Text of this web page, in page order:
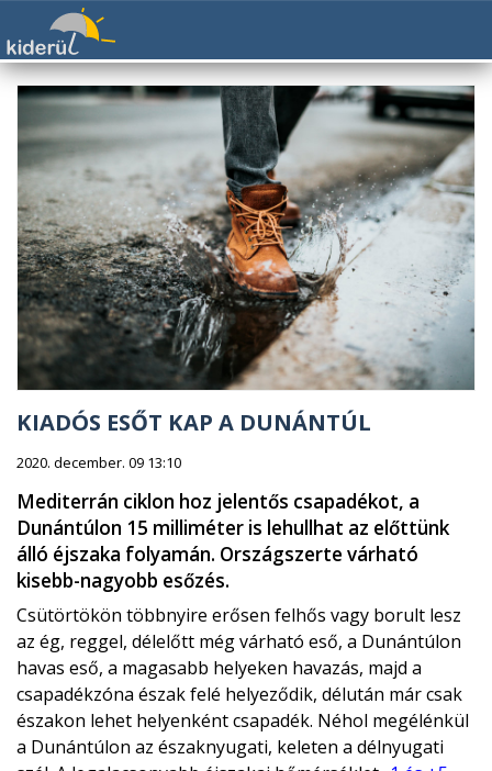
KIADÓS ESŐT KAP A DUNÁNTÚL
2020. december. 09 13:10
Mediterrán ciklon hoz jelentős csapadékot, a
Dunántúlon 15 milliméter is lehullhat az előttünk
álló éjszaka folyamán. Országszerte várható
kisebb-nagyobb esőzés.
Csütörtökön többnyire erősen felhős vagy borult lesz
az ég, reggel, délelőtt még várható eső, a Dunántúlon
havas eső, a magasabb helyeken havazás, majd a
csapadékzóna észak felé helyeződik, délután már csak
északon lehet helyenként csapadék. Néhol megélénkül
a Dunántúlon az északnyugati, keleten a délnyugati